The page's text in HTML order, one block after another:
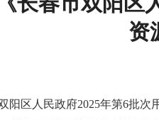
资
阳区人民政府2025年第6批次